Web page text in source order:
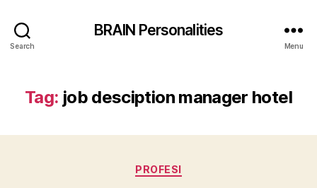
Search
BRAIN Personalities
Menu
Tag: job desciption manager hotel
Categories
PROFESI